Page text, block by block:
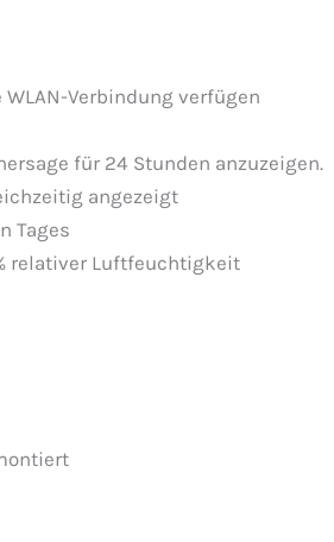
Verbindung verfügen
für 24 Stunden anzuzeigen.
angezeigt
Tages
relativer Luftfeuchtigkeit